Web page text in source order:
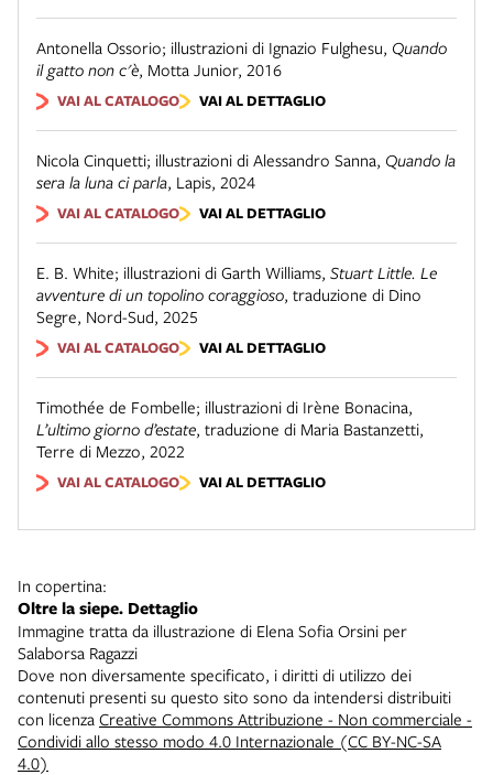
Antonella Ossorio; illustrazioni di Ignazio Fulghesu, Quando
il gatto non c'è, Motta Junior, 2016
VAI AL CATALOGO VAI AL DETTAGLIO
Nicola Cinquetti; illustrazioni di Alessandro Sanna, Quando la
sera la luna ci parla, Lapis, 2024
VAI AL CATALOGO VAI AL DETTAGLIO
E. B. White; illustrazioni di Garth Williams, Stuart Little. Le
avventure di un topolino coraggioso, traduzione di Dino
Segre, Nord-Sud, 2025
VAI AL CATALOGO VAI AL DETTAGLIO
Timothée de Fombelle; illustrazioni di Irène Bonacina,
L’ultimo giorno d’estate, traduzione di Maria Bastanzetti,
Terre di Mezzo, 2022
VAI AL CATALOGO VAI AL DETTAGLIO
In copertina:
Oltre la siepe. Dettaglio
Immagine tratta da illustrazione di Elena Sofia Orsini per
Salaborsa Ragazzi
Dove non diversamente specificato, i diritti di utilizzo dei
contenuti presenti su questo sito sono da intendersi distribuiti
con licenza Creative Commons Attribuzione - Non commerciale -
Condividi allo stesso modo 4.0 Internazionale (CC BY-NC-SA
4.0)